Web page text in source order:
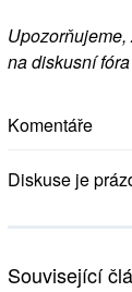
na diskusní
Komentáře
Diskuse je
Související